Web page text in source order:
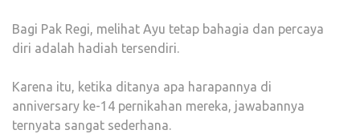
Bagi Pak Regi, melihat Ayu tetap bahagia dan percaya
diri adalah hadiah tersendiri.
Karena itu, ketika ditanya apa harapannya di
anniversary ke-14 pernikahan mereka, jawabannya
ternyata sangat sederhana.